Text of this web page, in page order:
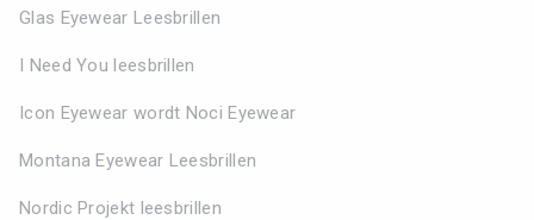
Glas Eyewear Leesbrillen
I Need You leesbrillen
Icon Eyewear wordt Noci Eyewear
Montana Eyewear Leesbrillen
Nordic Projekt leesbrillen